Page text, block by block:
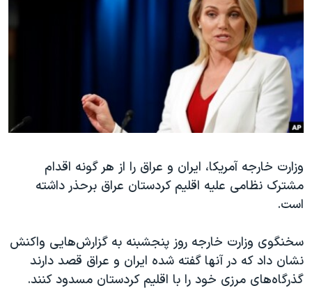
فرهنگ و زندگی
حقوق شهروندی
اقتصادی
علم و فناوری
اسرائیل در جنگ
آرشیو پخش زنده
مستندها
انتخابات ریاست جمهوری آمریکا ۲۰۲۴
حمله جمهوری اسلامی به اسرائیل
رمز مهسا
ورزش زنان در ایران
مجموعه مستندهای دادخواهی
تریبونال مردمی آبان ۹۸
چهل سال گروگان‌گیری
قانون شفافیت دارائی کادر رهبری ایران
اعتراضات مردمی آبان ۹۸
دنبال کنید
زبانهای مختلف
وزارت خارجه آمریکا، ایران و عراق را از هر گونه اقدام
مشترک نظامی علیه اقلیم کردستان عراق برحذر داشته
است.
سخنگوی وزارت خارجه روز پنجشبنه به گزارش‌هایی واکنش
نشان داد که در آنها گفته شده ایران و عراق قصد دارند
گذرگاه‌های مرزی خود را با اقلیم کردستان مسدود کنند.